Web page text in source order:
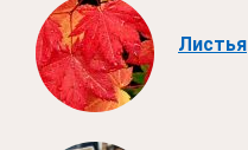
Листья